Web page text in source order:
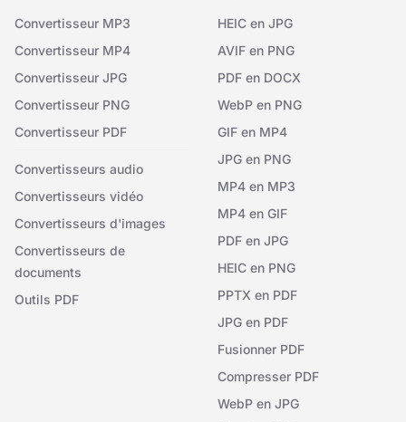
Convertisseur MP3
Convertisseur MP4
Convertisseur JPG
Convertisseur PNG
Convertisseur PDF
Convertisseurs audio
Convertisseurs vidéo
Convertisseurs d'images
Convertisseurs de
documents
Outils PDF
HEIC en JPG
AVIF en PNG
PDF en DOCX
WebP en PNG
GIF en MP4
JPG en PNG
MP4 en MP3
MP4 en GIF
PDF en JPG
HEIC en PNG
PPTX en PDF
JPG en PDF
Fusionner PDF
Compresser PDF
WebP en JPG